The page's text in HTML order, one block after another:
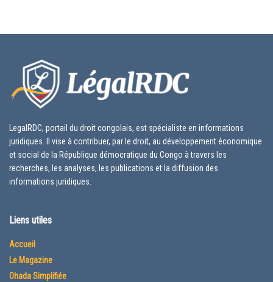
LegalRDC, portail du droit congolais, est spécialiste en informations
juridiques. Il vise à contribuer, par le droit, au développement économique
et social de la République démocratique du Congo à travers les
recherches, les analyses, les publications et la diffusion des
informations juridiques.
Liens utiles
Accueil
Le Magazine
Ohada Simplifiée